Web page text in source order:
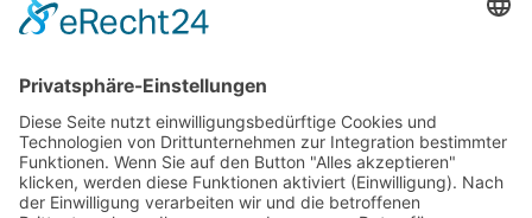
Jahrescharts